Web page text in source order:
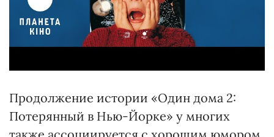
Продолжение истории «Один дома 2:
Потерянный в Нью-Йорке» у многих